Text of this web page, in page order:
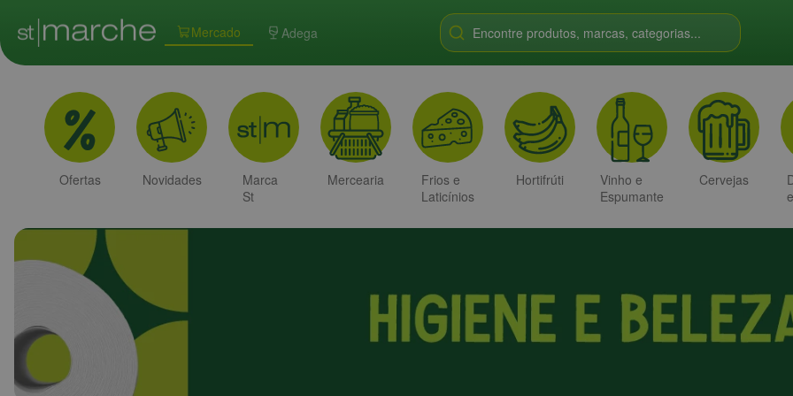
Mercado Adega Encontre produtos, marcas, categorias...
Ofertas Novidades
Marca
St
Mercearia
Frios e
Laticínios
Hortifrúti
Vinho e
Espumante
Cervejas